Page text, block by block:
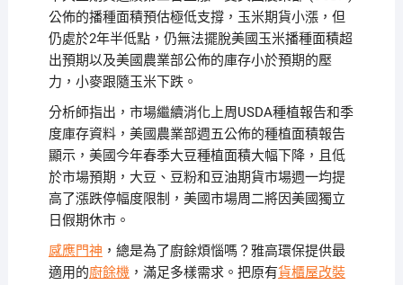
公佈的播種面積預估極低支撐，玉米期貨小漲，但
仍處於2年半低點，仍無法擺脫美國玉米播種面積超
出預期以及美國農業部公佈的庫存小於預期的壓
力，小麥跟隨玉米下跌。
分析師指出，市場繼續消化上周USDA種植報告和季
度庫存資料，美國農業部週五公佈的種植面積報告
顯示，美國今年春季大豆種植面積大幅下降，且低
於市場預期，大豆、豆粉和豆油期貨市場週一均提
高了漲跌停幅度限制，美國市場周二將因美國獨立
日假期休市。
感應門神 ，總是為了廚餘煩惱嗎？雅高環保提供最
適用的廚餘機，滿足多樣需求。把原有貨櫃屋改裝